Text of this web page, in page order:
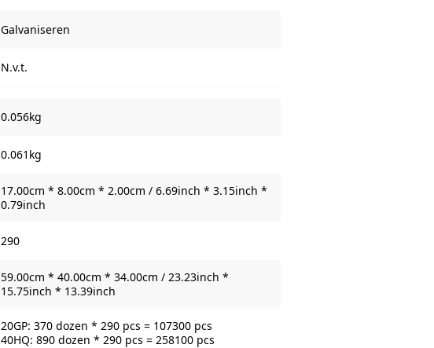
Galvaniseren
N.v.t.
0.056kg
0.061kg
17.00cm * 8.00cm * 2.00cm / 6.69inch * 3.15inch *
0.79inch
290
59.00cm * 40.00cm * 34.00cm / 23.23inch *
15.75inch * 13.39inch
20GP: 370 dozen * 290 pcs = 107300 pcs
40HQ: 890 dozen * 290 pcs = 258100 pcs